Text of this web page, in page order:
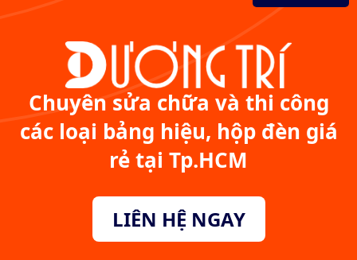
Chuyên sửa chữa và thi công
các loại bảng hiệu, hộp đèn giá
rẻ tại Tp.HCM
LIÊN HỆ NGAY